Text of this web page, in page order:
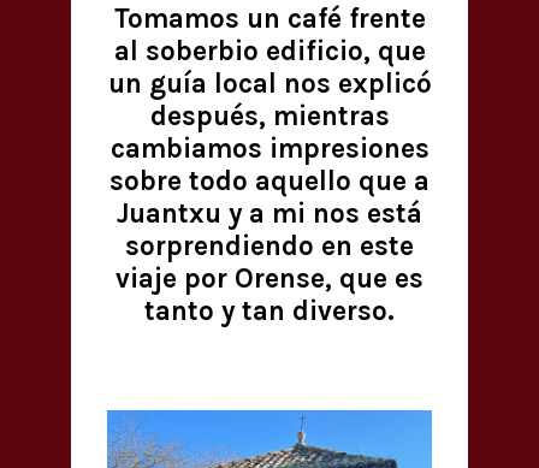
Tomamos un café frente
al soberbio edificio, que
un guía local nos explicó
después, mientras
cambiamos impresiones
sobre todo aquello que a
Juantxu y a mi nos está
sorprendiendo en este
viaje por Orense, que es
tanto y tan diverso.